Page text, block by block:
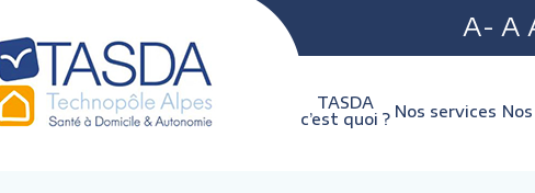
A- A
TASDA
c’est quoi ? Nos services